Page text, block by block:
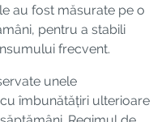
au fost măsurate pe o
pentru a stabili
frecvent.
unele
îmbunătățiri ulterioare